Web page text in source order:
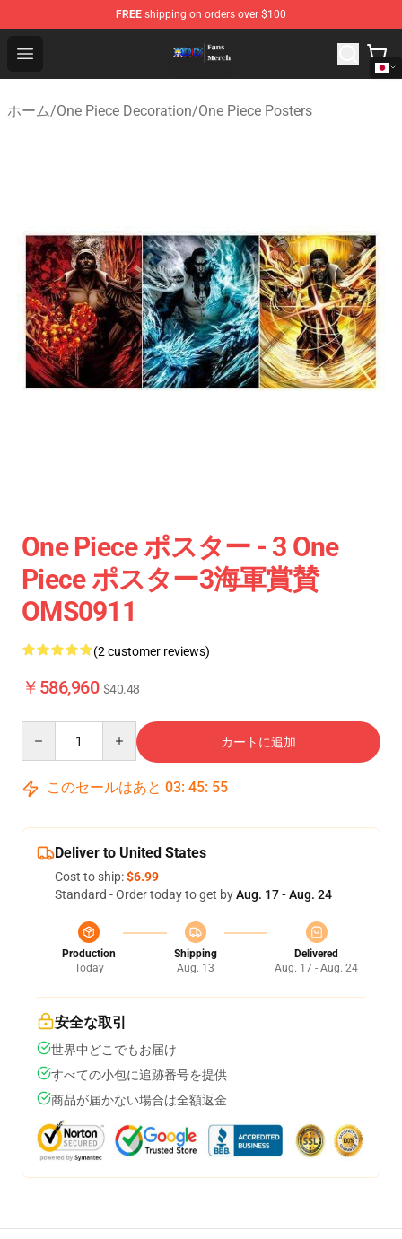
FREE shipping on orders over $100
Open menu
One Piece Store - Official One Piece Merchandise Shop
ホーム/One Piece Decoration/One Piece Posters
One Piece ポスター - 3 One
Piece ポスター3海軍賞賛
OMS0911
(2 customer reviews)
￥586,960 $40.48
カートに追加
このセールはあと 03: 45: 55
Deliver to United States
Cost to ship:$6.99
Standard - Order today to get byAug. 17 - Aug. 24
Production
Today
Shipping
Aug. 13
Delivered
Aug. 17 - Aug. 24
安全な取引
世界中どこでもお届け
すべての小包に追跡番号を提供
商品が届かない場合は全額返金